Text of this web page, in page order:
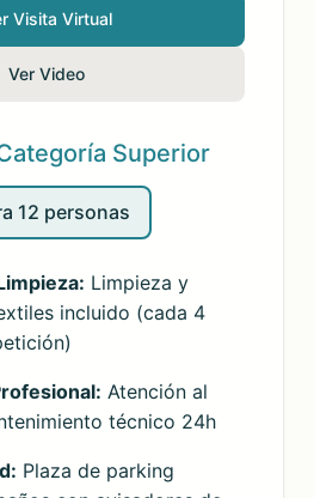
Visita Virtual
Ver Video
Superior
12 personas
Limpieza y
incluido (cada 4
Atención al
técnico 24h
Plaza de parking